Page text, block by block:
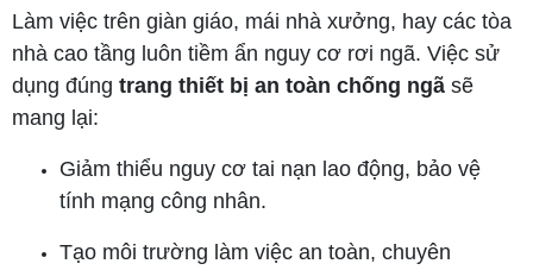
Làm việc trên giàn giáo, mái nhà xưởng, hay các tòa
nhà cao tầng luôn tiềm ẩn nguy cơ rơi ngã. Việc sử
dụng đúng trang thiết bị an toàn chống ngã sẽ
mang lại:
Giảm thiểu nguy cơ tai nạn lao động, bảo vệ
tính mạng công nhân.
Tạo môi trường làm việc an toàn, chuyên